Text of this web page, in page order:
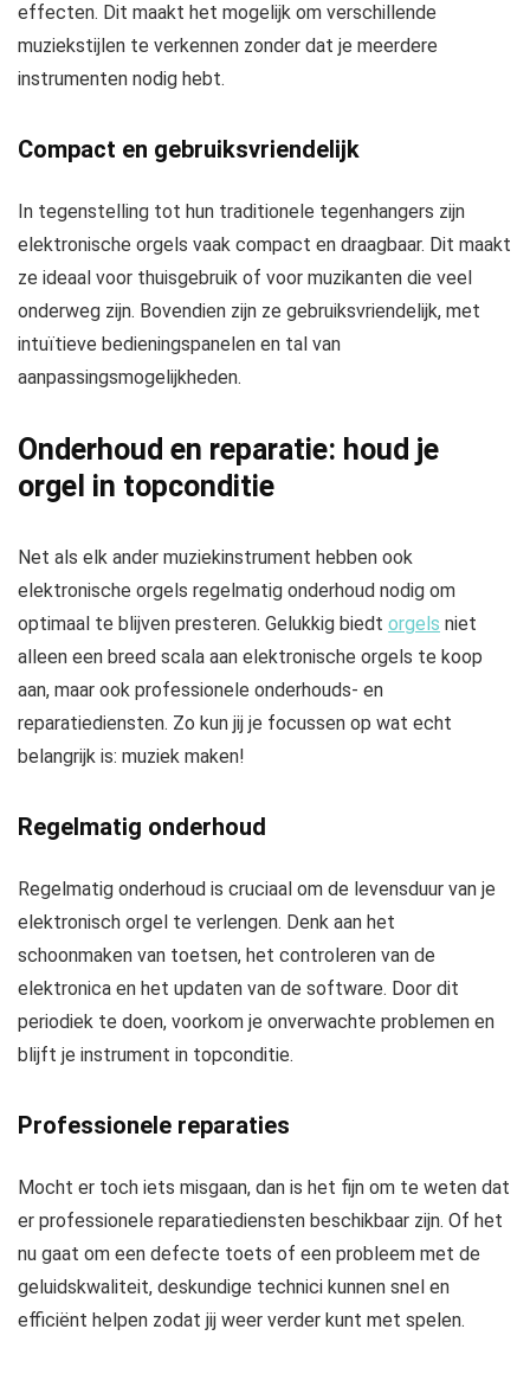
effecten. Dit maakt het mogelijk om verschillende
muziekstijlen te verkennen zonder dat je meerdere
instrumenten nodig hebt.
Compact en gebruiksvriendelijk
In tegenstelling tot hun traditionele tegenhangers zijn
elektronische orgels vaak compact en draagbaar. Dit maakt
ze ideaal voor thuisgebruik of voor muzikanten die veel
onderweg zijn. Bovendien zijn ze gebruiksvriendelijk, met
intuïtieve bedieningspanelen en tal van
aanpassingsmogelijkheden.
Onderhoud en reparatie: houd je
orgel in topconditie
Net als elk ander muziekinstrument hebben ook
elektronische orgels regelmatig onderhoud nodig om
optimaal te blijven presteren. Gelukkig biedt orgels niet
alleen een breed scala aan elektronische orgels te koop
aan, maar ook professionele onderhouds- en
reparatiediensten. Zo kun jij je focussen op wat echt
belangrijk is: muziek maken!
Regelmatig onderhoud
Regelmatig onderhoud is cruciaal om de levensduur van je
elektronisch orgel te verlengen. Denk aan het
schoonmaken van toetsen, het controleren van de
elektronica en het updaten van de software. Door dit
periodiek te doen, voorkom je onverwachte problemen en
blijft je instrument in topconditie.
Professionele reparaties
Mocht er toch iets misgaan, dan is het fijn om te weten dat
er professionele reparatiediensten beschikbaar zijn. Of het
nu gaat om een defecte toets of een probleem met de
geluidskwaliteit, deskundige technici kunnen snel en
efficiënt helpen zodat jij weer verder kunt met spelen.